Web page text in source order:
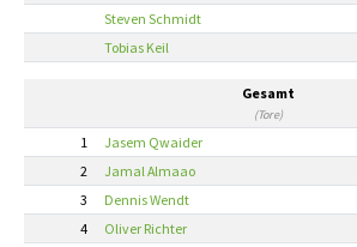
Steven Schmidt
Tobias Keil
Gesamt
(Tore)
1 Jasem Qwaider
2
Jamal Almaao
3
Dennis Wendt
4
Oliver Richter